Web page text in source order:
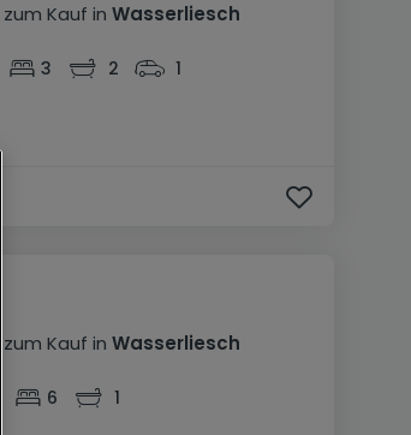
zum Kauf in Wasserliesch
3 2 1
zum Kauf in Wasserliesch
6 1